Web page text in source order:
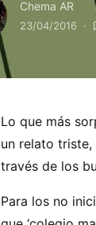
Chema AR
23/04/2016
Lo que más
un relato triste,
través de los
Para los no